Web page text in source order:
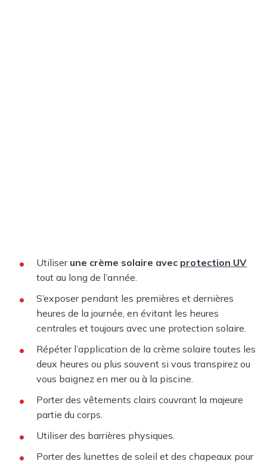
Utiliserune crème solaire avec protection UV
tout au long de l’année.
S’exposer pendant les premières et dernières
heures de la journée, en évitant les heures
centrales et toujours avec une protection solaire.
Répéter l’application de la crème solaire toutes les
deux heures ou plus souvent si vous transpirez ou
vous baignez en mer ou à la piscine.
Porter des vêtements clairs couvrant la majeure
partie du corps.
Utiliser des barrières physiques.
Porter des lunettes de soleil et des chapeaux pour